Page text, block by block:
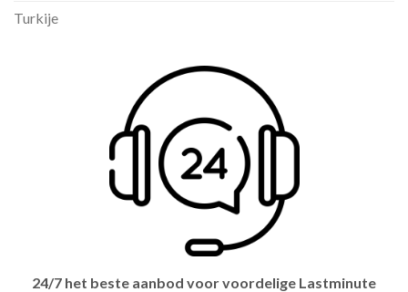
Turkije
24/7 het beste aanbod voor voordelige Lastminute